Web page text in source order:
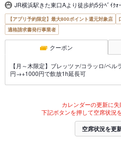
JR横浜駅きた東口Aより徒歩約5分ﾍﾞｲｸｫ
【アプリ予約限定】最大800ポイント還元対象店
適格請求書発行事業者
クーポン
【月～木限定】ブレッツァ/コラッロ/ペ
円→+1000円で飲放1h延長可
カレンダーの更新に失
下記ボタンを押して空席状況
空席状況を更